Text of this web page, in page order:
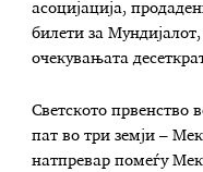
асоцијација,
билети за
очекувањата
Светското првенство
пат во три земји –
натпревар помеѓу